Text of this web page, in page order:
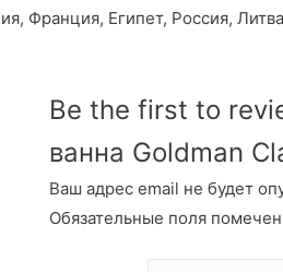
Франция, Египет, Россия,
Be the first to
ванна Goldman
Ваш адрес email не будет
Обязательные поля